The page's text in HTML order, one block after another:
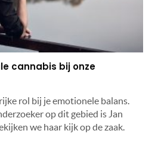
cannabis bij onze
rol bij je emotionele balans.
op dit gebied is Jan
we haar kijk op de zaak.